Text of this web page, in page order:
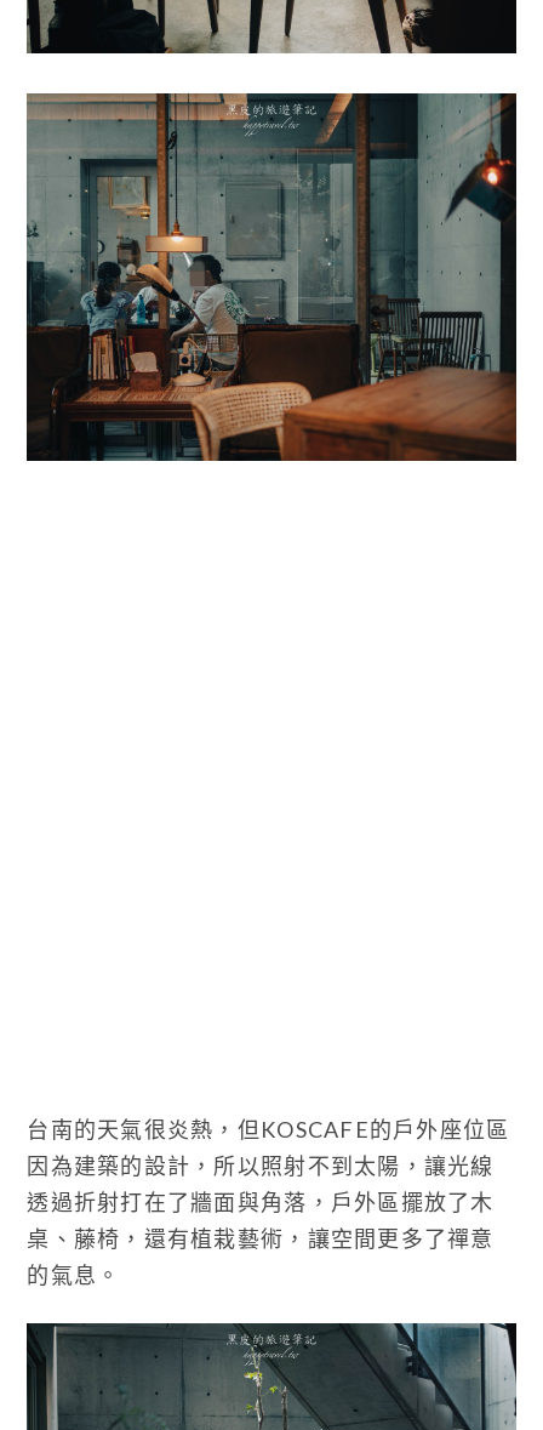
台南的天氣很炎熱，但KOSCAFE的戶外座位區
因為建築的設計，所以照射不到太陽，讓光線
透過折射打在了牆面與角落，戶外區擺放了木
桌、藤椅，還有植栽藝術，讓空間更多了禪意
的氣息。